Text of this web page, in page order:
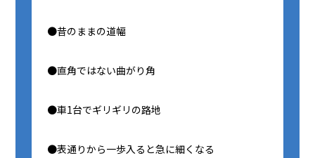
●昔のままの道幅
●直角ではない曲がり角
●車1台でギリギリの路地
●表通りから一歩入ると急に細くなる